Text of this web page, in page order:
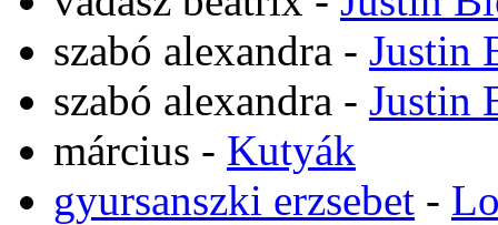
szabó alexandra - Justin
szabó alexandra - Justin
március - Kutyák
gyursanszki erzsebet -